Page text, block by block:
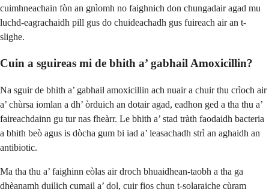
cuimhneachain fòn an gnìomh no faighnich don chungadair agad mu
luchd-eagrachaidh pill gus do chuideachadh gus fuireach air an t-
slighe.
Cuin a sguireas mi de bhith a’ gabhail Amoxicillin?
Na sguir de bhith a’ gabhail amoxicillin ach nuair a chuir thu crìoch air
a’ chùrsa iomlan a dh’ òrduich an dotair agad, eadhon ged a tha thu a’
faireachdainn gu tur nas fheàrr. Le bhith a’ stad tràth faodaidh bacteria
a bhith beò agus is dòcha gum bi iad a’ leasachadh strì an aghaidh an
antibiotic.
Ma tha thu a’ faighinn eòlas air droch bhuaidhean-taobh a tha ga
dhèanamh duilich cumail a’ dol, cuir fios chun t-solaraiche cùram